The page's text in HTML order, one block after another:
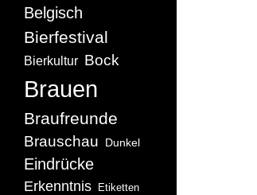
Belgisch
Bierfestival
Bierkultur Bock
Brauen
Braufreunde
Brauschau Dunkel
Eindrücke
Erkenntnis Etiketten